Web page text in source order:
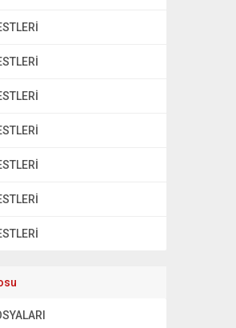
alınmasının temel nedeni